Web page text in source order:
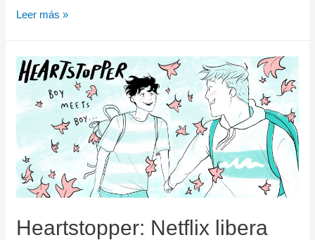
Leer más »
Heartstopper: Netflix libera